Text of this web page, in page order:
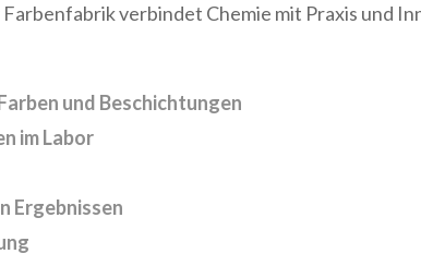
verbindet Chemie mit Praxis und
und Beschichtungen
im Labor
Ergebnissen